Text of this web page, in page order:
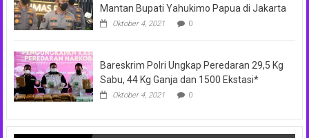
Mantan Bupati Yahukimo Papua di Jakarta
Oktober 4, 2021 0
Bareskrim Polri Ungkap Peredaran 29,5 Kg
Sabu, 44 Kg Ganja dan 1500 Ekstasi*
Oktober 4, 2021 0